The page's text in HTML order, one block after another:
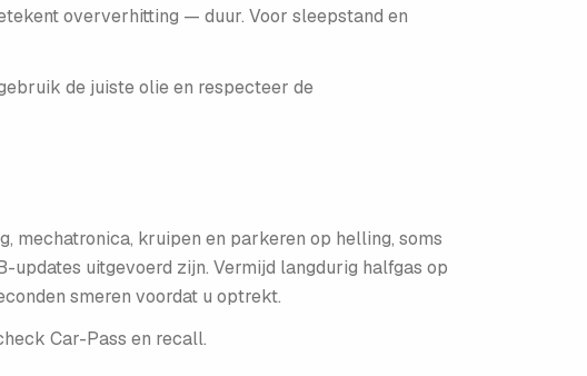
oververhitting — duur. Voor sleepstand en
de juiste olie en respecteer de
mechatronica, kruipen en parkeren op helling, soms
uitgevoerd zijn. Vermijd langdurig halfgas op
smeren voordat u optrekt.
Car-Pass en recall.